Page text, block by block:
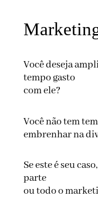
Você deseja
tempo gasto
com ele?
Você não tem
embrenhar na
Se este é seu
parte
ou todo o